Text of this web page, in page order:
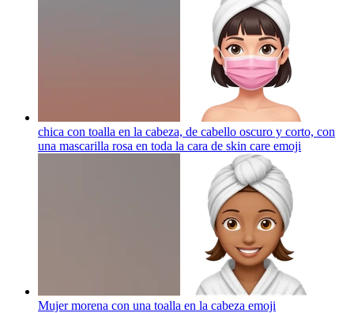
chica con toalla en la cabeza, de cabello oscuro y corto, con
una mascarilla rosa en toda la cara de skin care emoji
Mujer morena con una toalla en la cabeza emoji